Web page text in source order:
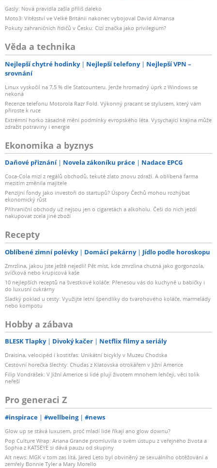
Gasly: Nová pravidla zašla příliš daleko
Moto3: Vítězství ve Velké Británii nakonec vybojoval David Almansa
Pokuty zahraničních řidičů v Česku: Cizí značka jako privilegium?
Věda a technika
Nejlepší chytré hodinky Nejlepší telefony
Nejlepší VPN –
srovnání
Linux vyskočil na 7,5 % dle Statcounteru. Jenže hromadný úprk z Windows se
nekoná
Recenze telefonu Motorola Razr Fold. Výkonný pracant se stylusem, který vám
přiroste k ruce
Extrémní horko zásadně mění podmínky evropského léta. Vysychající krajina může
zdražit potraviny i energie
Ekonomika a byznys
Daňové přiznání Novela zákoníku práce Nadace EPCG
Coca-Cola mizí z regálů obchodů, tekuté zlato znovu zdraží. A oblíbená farma
mezitím změnila majitele
Penzijní fondy jako investoři do startupů? Úspory Čechů mohou rozhýbat
ekonomický růst
Příhraniční obchody už nejsou jen o cigaretách a alkoholu. Češi do nich jezdí
nakupovat zcela jiné zboží
Recepty
Oblíbené zimní polévky Domácí pekárny Jídlo podle horoskopu
Zmrzlina, jakou jste ještě nejedli! Pět míst, kde zmrzlina chutná jako gorgonzola,
svíčková nebo krupicová kaše
10 nejlepších receptů na švestkové koláče: Přenesou vás do kuchyně u babičky i
do luxusní cukrárny
Sladký poklad u cesty: Využijte letní špendlíky do tvarohového koláče, marmelády
nebo kompotu
Hobby a zábava
BLESK Tlapky Divoký kačer Netflix filmy a seriály
Draisina, velocipéd i kostitřas: Unikátní bicykly v Muzeu Chodska
Cestovní horečka šlechty: Chuďas z Klatovska otrokářem v Jižní Americe
Filip Vondrášek: V Jižní Americe si lidé plují životem mnohem lehčeji, věci tolik
neřeší
Pro generaci Z
#inspirace #wellbeing #news
Glow up se stává luxusem, proč mladí lidé říkají ano glow downu?
Pop Culture Wrap: Ariana Grande promluvila o svém ústupu z veřejného života a
Sophia z KATSEYE si dává pauzu od skupiny
Alt news: MGK v tom zas lítá, Jared Leto byl obviněný ze sexuálního obtěžování a
zemřely Bonnie Tyler a Mary Morello